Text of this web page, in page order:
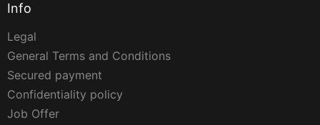
Info
Legal
General Terms and Conditions
Secured payment
Confidentiality policy
Job Offer